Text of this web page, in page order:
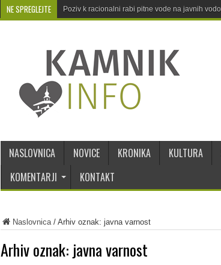
NE SPREGLEJTE Poziv k racionalni rabi pitne vode na javnih
NASLOVNICA NOVICE KRONIKA KULTURA
KOMENTARJI
KONTAKT
Naslovnica/ Arhiv oznak: javna varnost
Arhiv oznak: javna varnost